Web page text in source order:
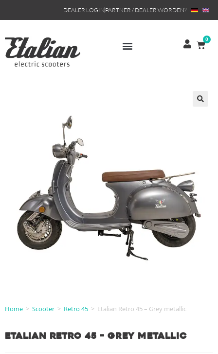
DEALER LOGIN PARTNER / DEALER WORDEN?
0
Home > Scooter > Retro 45 > Etalian Retro 45 – Grey metallic
Etalian Retro 45 – Grey metallic